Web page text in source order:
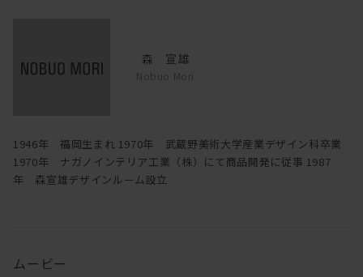
森 宣雄
Nobuo Mori
1946年 福岡生まれ 1970年 武蔵野美術大学産業デザイン科卒業
1970年 ナガノインテリア工業（株）にて商品開発に従事 1987
年 森宣雄デザインルーム設立
ムービー